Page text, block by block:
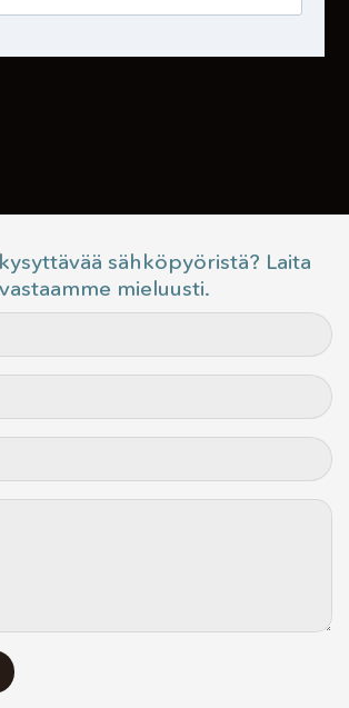
sähköpyöristä? Laita
mieluusti.